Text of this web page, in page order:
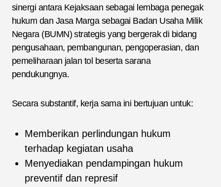
sinergi antara Kejaksaan sebagai lembaga penegak
hukum dan Jasa Marga sebagai Badan Usaha Milik
Negara (BUMN) strategis yang bergerak di bidang
pengusahaan, pembangunan, pengoperasian, dan
pemeliharaan jalan tol beserta sarana
pendukungnya.
Secara substantif, kerja sama ini bertujuan untuk:
Memberikan perlindungan hukum
terhadap kegiatan usaha
Menyediakan pendampingan hukum
preventif dan represif